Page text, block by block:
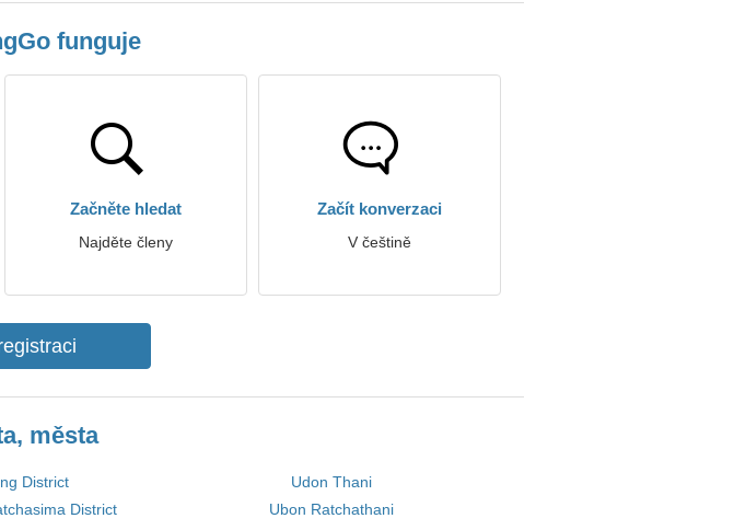
funguje
Začněte hledat
Najděte členy
Začít konverzaci
V češtině
města
District
Udon Thani
District
Ubon Ratchathani